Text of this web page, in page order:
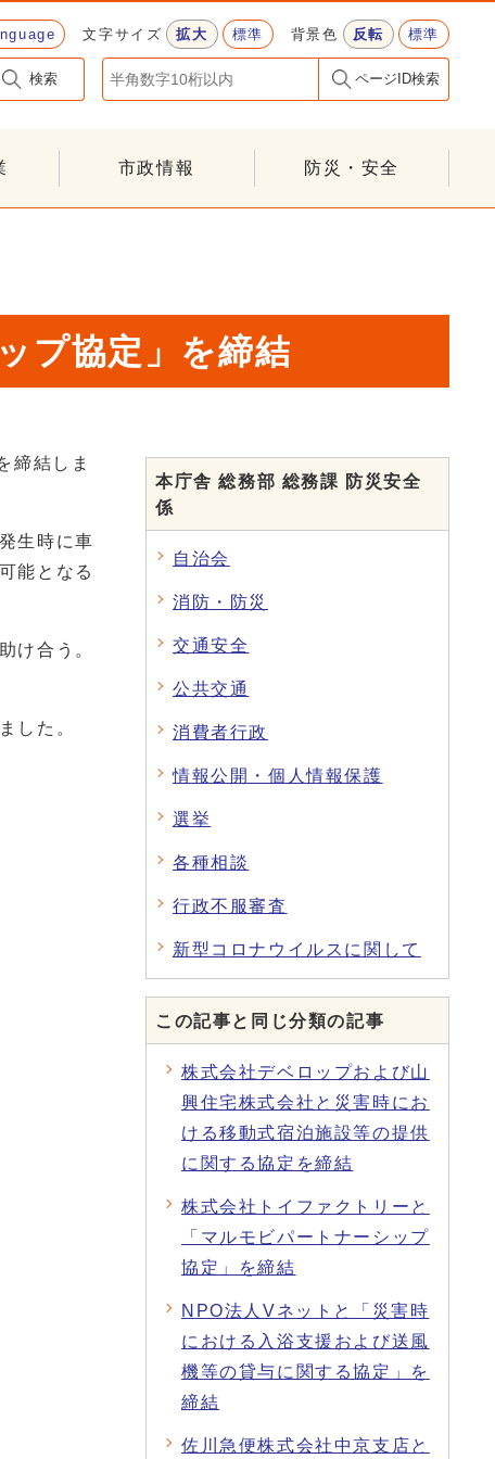
文字サイズ 拡大 標準 背景色 反転 標準
検索 ページID検索
市政情報 防災・安全
プ協定」を締結
締結しま
生時に車
能となる
け合う。
した。
本庁舎 総務部 総務課 防災安全
係
自治会
消防・防災
交通安全
公共交通
消費者行政
情報公開・個人情報保護
選挙
各種相談
行政不服審査
新型コロナウイルスに関して
この記事と同じ分類の記事
株式会社デベロップおよび山
興住宅株式会社と災害時にお
ける移動式宿泊施設等の提供
に関する協定を締結
株式会社トイファクトリーと
「マルモビパートナーシップ
協定」を締結
NPO法人Vネットと「災害時
における入浴支援および送風
機等の貸与に関する協定」を
締結
佐川急便株式会社中京支店と